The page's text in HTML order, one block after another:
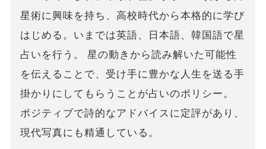
星術に興味を持ち、高校時代から本格的に学び
はじめる。いまでは英語、日本語、韓国語で星
占いを行う。 星の動きから読み解いた可能性
を伝えることで、受け手に豊かな人生を送る手
掛かりにしてもらうことが占いのポリシー。
ポジティブで詩的なアドバイスに定評があり、
現代写真にも精通している。